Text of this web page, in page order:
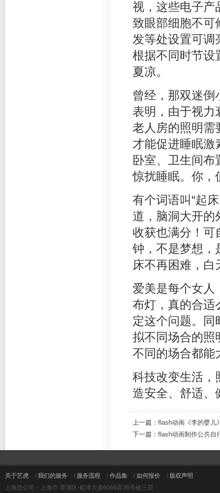
视，这些电子产
致眼部细胞不可
发等处设置可调
根据不同时节设
夏凉。
曾经，那双迷倒
表明，由于视力
老人房的照明需
才能促进睡眠激
卧室、卫生间
惊扰睡眠。你，
有个词语叫“起
道，脑洞大开的
收获也满分！可
钟，不是梦想，
床不再困难，
爱美是每个女人
布灯，真的合适
定这个问题。同
拟不同场合的照
不同的场合都能
科技改变生活，
造安全、舒适、
上一篇： flash动画《李的婴儿
下一篇： flash动画制作公共自
关于艺虎 / 我们的服务 / 服务流程 / 作品集 / 如何报价 / 版权声明
上海总公司：上海市-青浦区-崧泽大道6066弄36号楼三层